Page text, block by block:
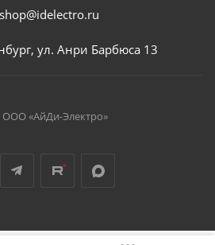
shop@idelectro.ru
ул. Анри Барбюса 13
ООО «АйДи-Электро»